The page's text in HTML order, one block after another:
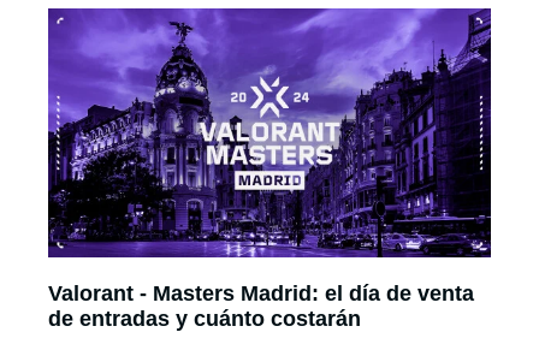
Valorant - Masters Madrid: el día de venta
de entradas y cuánto costarán